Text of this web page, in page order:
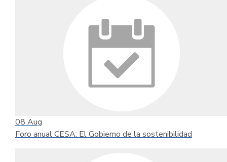
08 Aug
Foro anual CESA: El Gobierno de la sostenibilidad